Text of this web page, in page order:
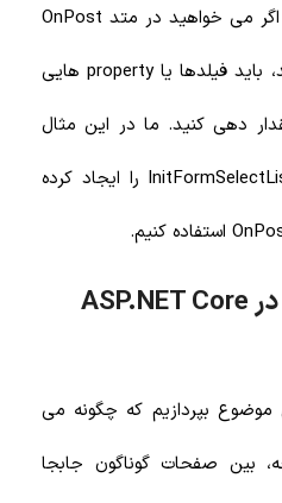
فقط باید دقت داشته باشید که اگر می خواهید در متد OnPost
نیز صفحه جاری را نمایش دهید، باید فیلدها یا property هایی
دهی کنید. ما در این مثال
برای جلوگیری از تکرار، متد InitFormSelectLists را ایجاد کرده
ارجاع به دیگر صفحات در ASP.NET Core
بپردازیم که چگونه می
بین صفحات گوناگون جابجا